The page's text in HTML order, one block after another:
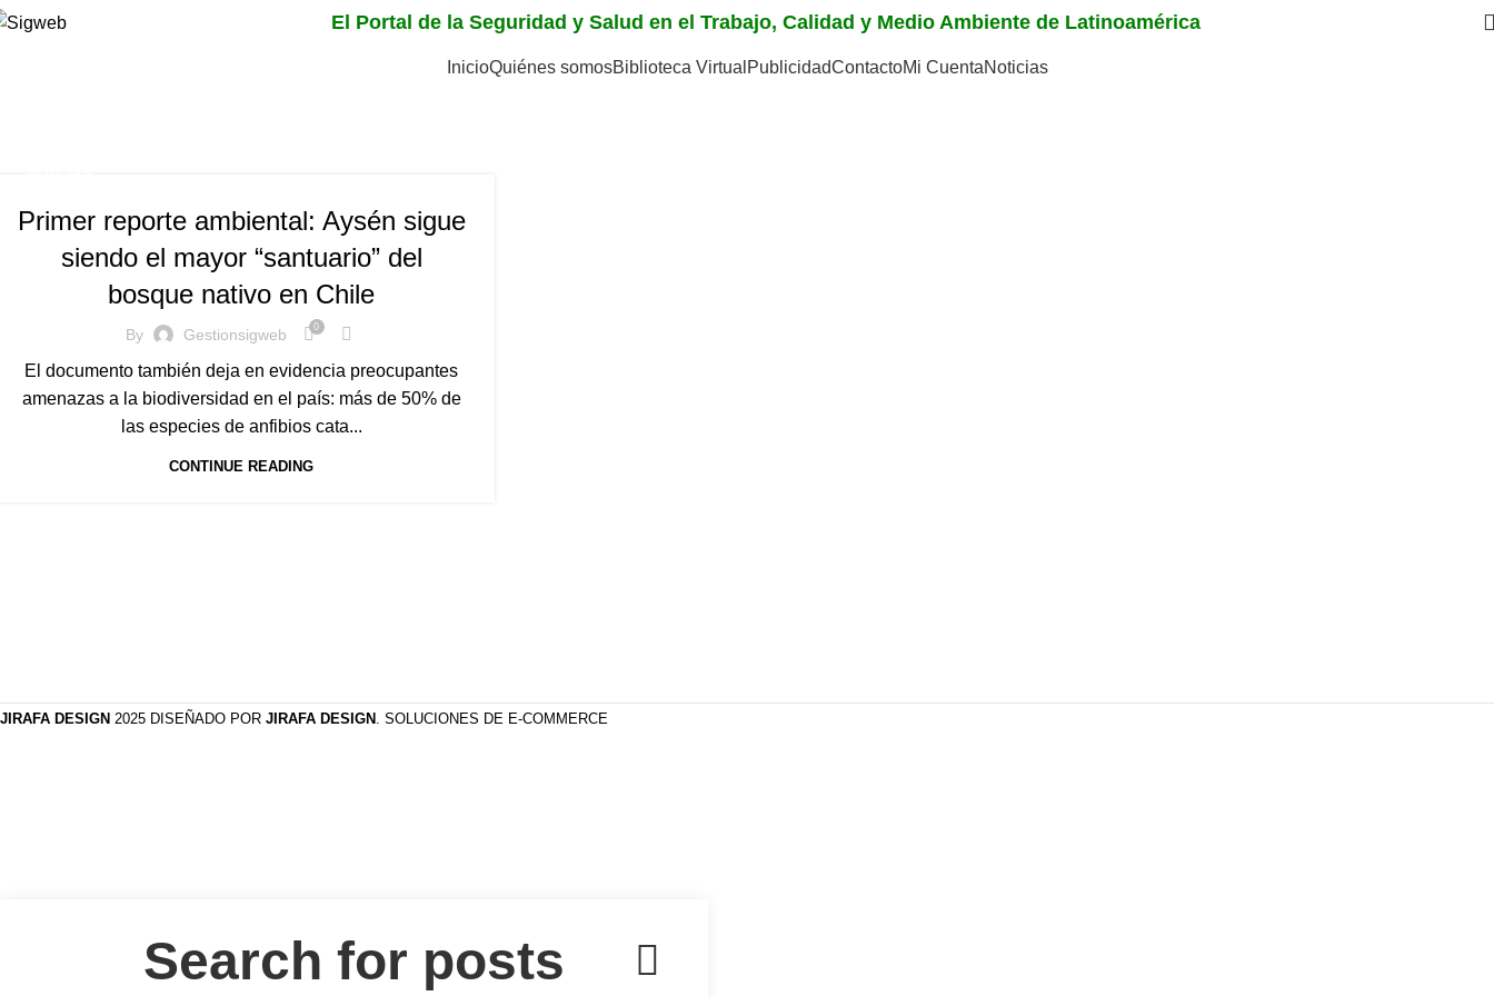
El Portal de la Seguridad y Salud en el Trabajo, Calidad y Medio Ambiente de Latinoamérica
InicioQuiénes somosBiblioteca Virtual PublicidadContactoMi CuentaNoticias
Primer reporte ambiental: Aysén sigue
siendo el mayor “santuario” del
bosque nativo en Chile
By Gestionsigweb 0
El documento también deja en evidencia preocupantes
amenazas a la biodiversidad en el país: más de 50% de
las especies de anfibios cata...
CONTINUE READING
JIRAFA DESIGN 2025 DISEÑADO POR JIRAFA DESIGN . SOLUCIONES DE E-COMMERCE